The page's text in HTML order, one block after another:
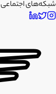
شبکه‌های اجتماعی